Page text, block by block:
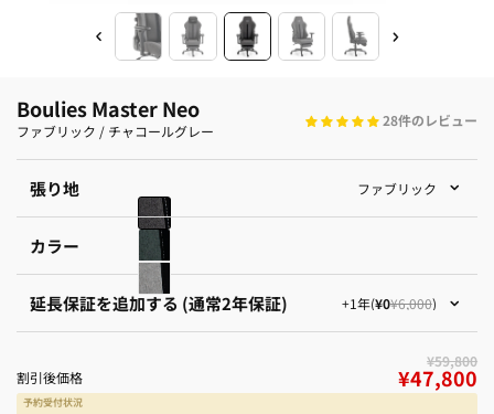
Boulies Master Neo
ファブリック / チャコールグレー
28件のレビュー
張り地 ファブリック
カラー
延長保証を追加する (通常2年保証) +1年 ¥0¥6,000
¥59,800
¥47,800
割引後価格
予約受付状況